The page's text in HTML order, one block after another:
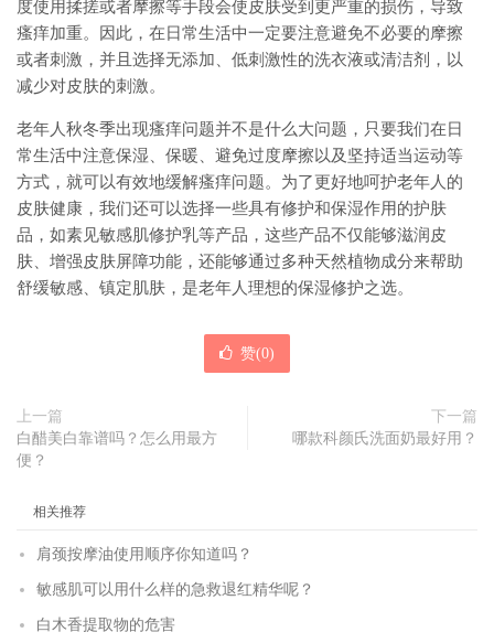
度使用揉搓或者摩擦等手段会使皮肤受到更严重的损伤，导致
瘙痒加重。因此，在日常生活中一定要注意避免不必要的摩擦
或者刺激，并且选择无添加、低刺激性的洗衣液或清洁剂，以
减少对皮肤的刺激。
老年人秋冬季出现瘙痒问题并不是什么大问题，只要我们在日
常生活中注意保湿、保暖、避免过度摩擦以及坚持适当运动等
方式，就可以有效地缓解瘙痒问题。为了更好地呵护老年人的
皮肤健康，我们还可以选择一些具有修护和保湿作用的护肤
品，如素见敏感肌修护乳等产品，这些产品不仅能够滋润皮
肤、增强皮肤屏障功能，还能够通过多种天然植物成分来帮助
舒缓敏感、镇定肌肤，是老年人理想的保湿修护之选。
赞(0)
上一篇
白醋美白靠谱吗？怎么用最方
便？
下一篇
哪款科颜氏洗面奶最好用？
相关推荐
肩颈按摩油使用顺序你知道吗？
敏感肌可以用什么样的急救退红精华呢？
白木香提取物的危害